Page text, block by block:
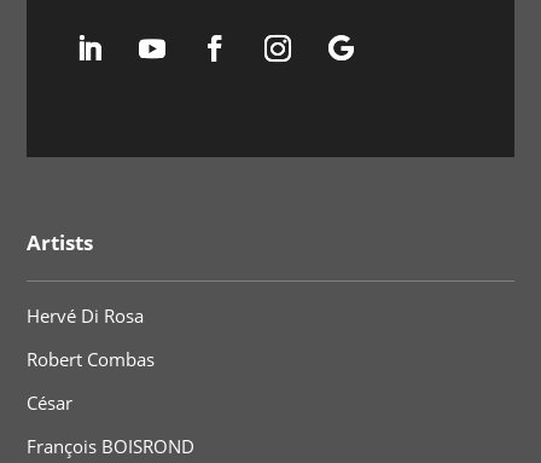
Artists
Hervé Di Rosa
Robert Combas
César
François BOISROND